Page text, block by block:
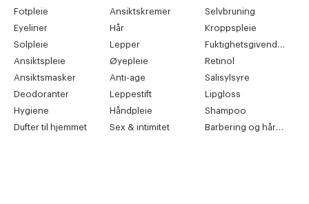
Fotpleie
Ansiktskremer
Selvbruning
Eyeliner
Hår
Kroppspleie
Solpleie
Lepper
Ansiktspleie
Øyepleie
Retinol
Ansiktsmasker
Anti-age
Salisylsyre
Deodoranter
Leppestift
Lipgloss
Hygiene
Håndpleie
Shampoo
Dufter til hjemmet
Sex & intimitet